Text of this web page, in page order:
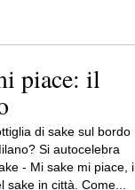
piace: il
di sake sul bordo
Si autocelebra
- Mi sake mi piace,
sake in città. Come...